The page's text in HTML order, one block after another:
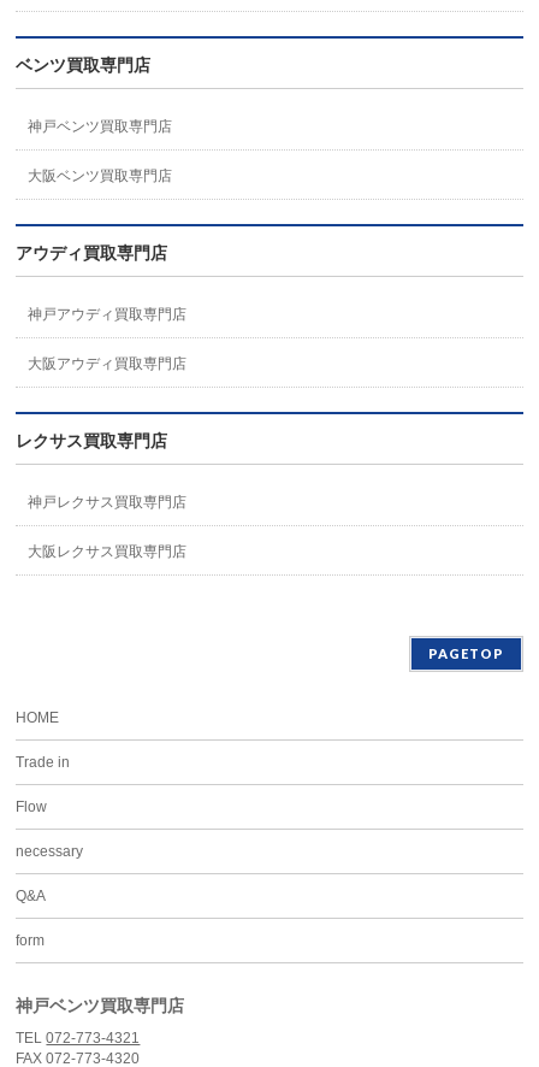
ベンツ買取専門店
神戸ベンツ買取専門店
大阪ベンツ買取専門店
アウディ買取専門店
神戸アウディ買取専門店
大阪アウディ買取専門店
レクサス買取専門店
神戸レクサス買取専門店
大阪レクサス買取専門店
PAGETOP
HOME
Trade in
Flow
necessary
Q&A
form
神戸ベンツ買取専門店
TEL072-773-4321
FAX 072-773-4320